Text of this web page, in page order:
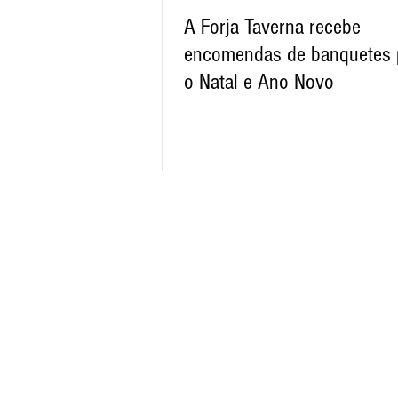
A Forja Taverna recebe
encomendas de banquetes
o Natal e Ano Novo